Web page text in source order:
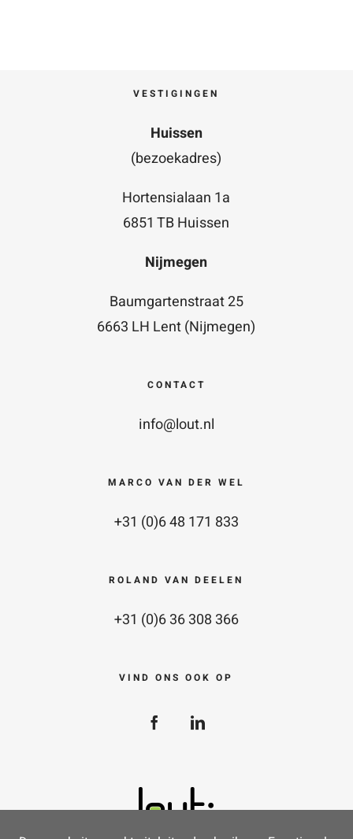
VESTIGINGEN
Huissen
(bezoekadres)
Hortensialaan 1a
6851 TB Huissen
Nijmegen
Baumgartenstraat 25
6663 LH Lent (Nijmegen)
CONTACT
info@lout.nl
MARCO VAN DER WEL
+31 (0)6 48 171 833
ROLAND VAN DEELEN
+31 (0)6 36 308 366
VIND ONS OOK OP